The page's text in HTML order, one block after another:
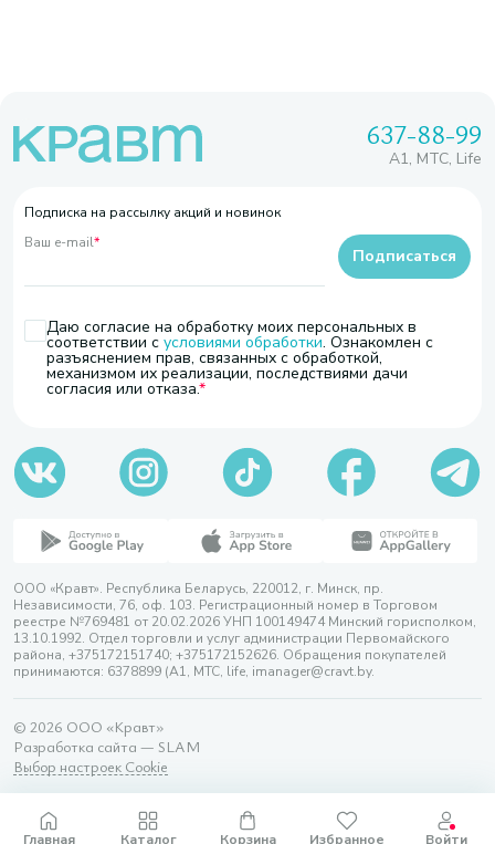
637-88-99
A1, МТС, Life
Подписка на рассылку акций и новинок
Ваш e-mail*
Даю согласие на обработку моих персональных в
соответствии с условиями обработки. Ознакомлен с
разъяснением прав, связанных с обработкой,
механизмом их реализации, последствиями дачи
согласия или отказа.
Подписаться
ООО «Кравт». Республика Беларусь, 220012, г. Минск, пр.
Независимости, 76, оф. 103. Регистрационный номер в Торговом
реестре №769481 от 20.02.2026 УНП 100149474 Минский горисполком,
13.10.1992. Отдел торговли и услуг администрации Первомайского
района, +375172151740; +375172152626. Обращения покупателей
принимаются: 6378899 (А1, МТС, life, imanager@cravt.by.
© 2026 ООО «Кравт»
Разработка сайта — SLAM
Выбор настроек Cookie
Главная Каталог Корзина Избранное Войти